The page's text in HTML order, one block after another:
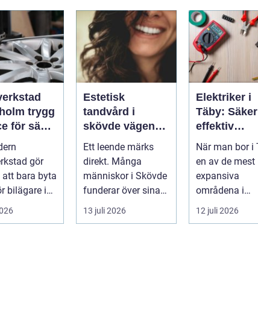
trygg
för säkra
runt
gör
att bara byta
bilägare i
handlar
däck...
Estetisk
tandvård i
skövde vägen
till ett leende du
trivs med
Ett leende märks
direkt. Många
människor i Skövde
funderar över sina
tänder, men skjuter
upp att gör...
13 juli 2026
Elektriker i
Täby:
effektiv
norrort
När man bor i
en av de mest
expansiva
områdena i
Stockholms
är b...
12 juli 2026